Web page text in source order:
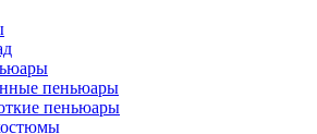
пеньюары
пеньюары